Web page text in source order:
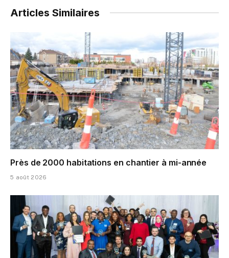
Articles Similaires
Près de 2000 habitations en chantier à mi-année
5 août 2026